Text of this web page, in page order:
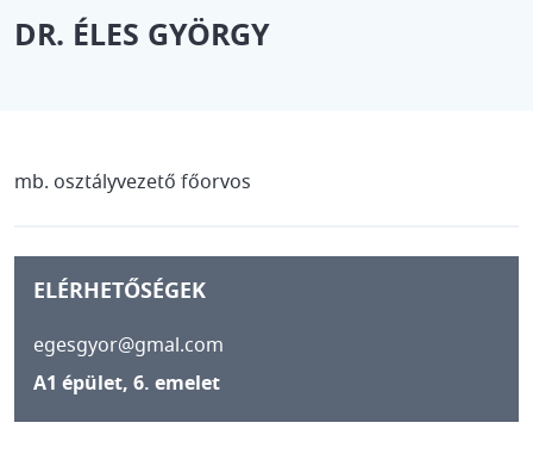
DR. ÉLES GYÖRGY
mb. osztályvezető főorvos
ELÉRHETŐSÉGEK
egesgyor@gmal.com
A1 épület, 6. emelet